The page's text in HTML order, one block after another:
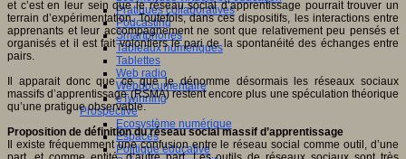
Pratiques collaboratives
Podcasting
Smartphones
Tableaux numériques
Tablettes
Web radio
Webdocumentaire
eTwinning
Prospective
Ecosystème numérique
Espaces
Politique éducative
et c’est en leur sein que le réseau social d’apprentissage pourrait trouver un
terrain d’expérimentation. Toutefois, dans ces dispositifs, les interactions entre
apprenants et leur accompagnement ne sont que relativement peu pensés et
organisés et il est fait volontiers le pari de la spontanéité des échanges entre
pairs.
Il apparait donc que ce que je dénomme désormais les réseaux sociaux
massifs d’apprentissage (RSMA) restent encore plus une spéculation théorique
qu’une pratique observable.
Proposition de définition du réseau social massif d’apprentissage
Il existe fréquemment une confusion entre le réseau social comme outil, d’une